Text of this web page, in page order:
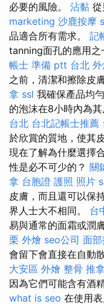
必要的風險。 沾黏
marketing 沙鹿按摩
品適合所有需求。 記
tanning面孔的應用之
帳士 準備 ptt 台北
之前，清潔和擦除皮
拿 ssl 我確保產品均
的泡沫在8小時內為
台北 台北記帳士推薦
於欣賞的質地，使其
現在了解為什麼選擇
性是必不可少的？ 關
拿 台胞證 護照 照片
皮膚，而且還可以保
界人士大不相同。 台
易與通常的面霜或潤
栗 外燴 seo公司 面
會留下會直接在自動
大安區 外燴 整骨 推
因為它們可能含有酒
what is seo 在使用